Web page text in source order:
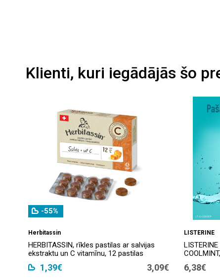
Klienti, kuri iegādājās šo
-55%
Herbitassin
HERBITASSIN, rīkles pastilas ar salvijas
ekstraktu un C vitamīnu, 12 pastilas
1,39€ 3,09€
LISTERINE
6,38€